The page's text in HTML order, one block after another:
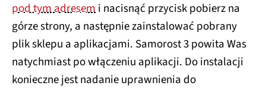
pod tym adresemi nacisnąć przycisk pobierz na
górze strony, a następnie zainstalować pobrany
plik sklepu a aplikacjami. Samorost 3 powita Was
natychmiast po włączeniu aplikacji. Do instalacji
konieczne jest nadanie uprawnienia do